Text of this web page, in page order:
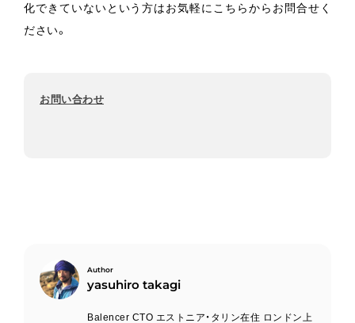
化できていないという方はお気軽にこちらからお問合せく
ださい。
お問い合わせ
yasuhiro takagi
Balencer CTO エストニア・タリン在住 ロンドン上